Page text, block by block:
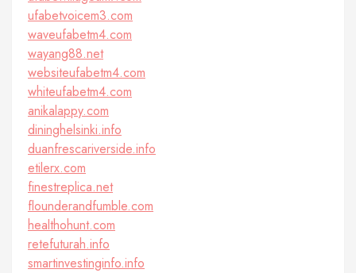
ufabetvoicem3.com
waveufabetm4.com
wayang88.net
websiteufabetm4.com
whiteufabetm4.com
anikalappy.com
dininghelsinki.info
duanfrescariverside.info
etilerx.com
finestreplica.net
flounderandfumble.com
healthohunt.com
retefuturah.info
smartinvestinginfo.info